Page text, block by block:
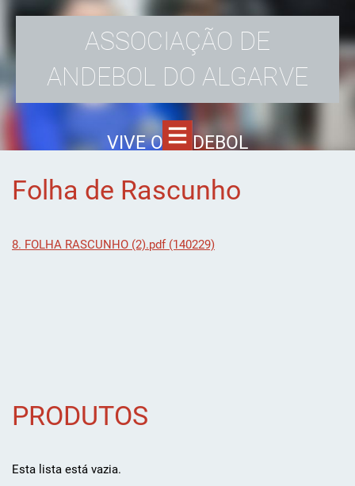
ASSOCIAÇÃO DE
ANDEBOL DO ALGARVE
VIVE O ANDEBOL
Folha de Rascunho
8. FOLHA RASCUNHO (2).pdf (140229)
PRODUTOS
Esta lista está vazia.